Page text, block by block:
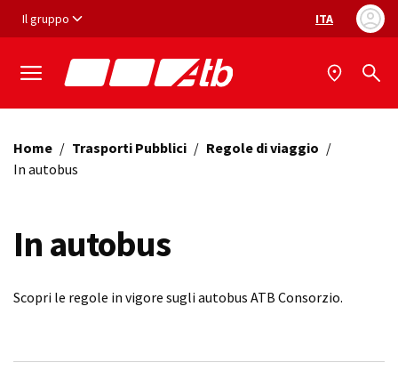
Vai ai contenuti
Vai al footer
Il gruppo Selezione
ITA
Home / Trasporti Pubblici / Regole di viaggio /
In autobus
In autobus
Scopri le regole in vigore sugli autobus ATB Consorzio.